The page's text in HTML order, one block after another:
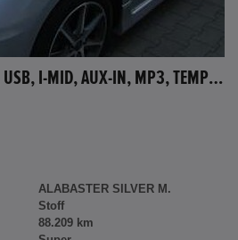
HONDA JAZZ 1.4 SI, CD, USB, I-MID, AUX-IN, MP3, TEMPOMAT
ALABASTER SILVER M.
Stoff
88.209 km